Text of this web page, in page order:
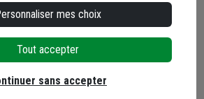
Instagram
mes choix
Tout accepter
sans accepter